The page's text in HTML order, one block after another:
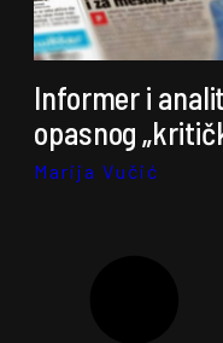
Informer i
opasnog
Marija Vučić